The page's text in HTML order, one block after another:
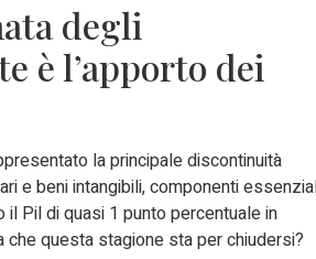
degli
è l’apporto dei
la principale discontinuità
e beni intangibili, componenti
Pil di quasi 1 punto percentuale in
che questa stagione sta per chiudersi?